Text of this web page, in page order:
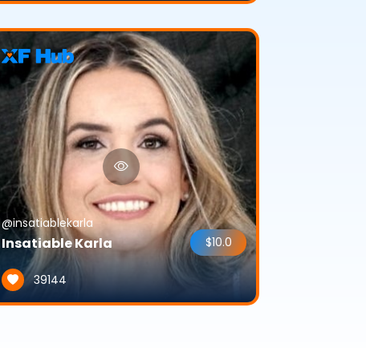
@insatiablekarla
Insatiable Karla
39144
$10.0